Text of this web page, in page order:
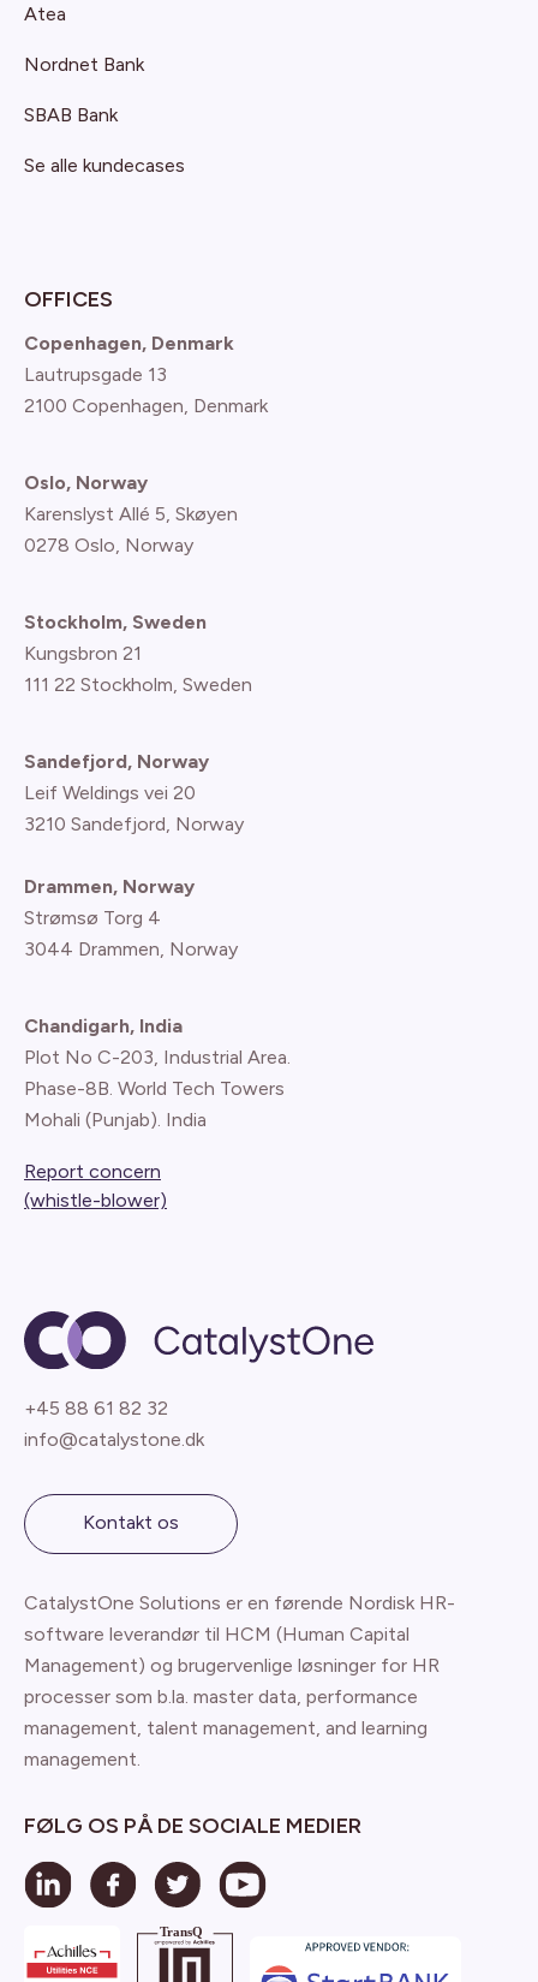
Atea
Nordnet Bank
SBAB Bank
Se alle kundecases
OFFICES
Copenhagen, Denmark
Lautrupsgade 13
2100 Copenhagen , Denmark
Oslo, Norway
Karenslyst Allé 5, Skøyen
0278 Oslo, Norway
Stockholm, Sweden
Kungsbron 21
111 22 Stockholm, Sweden
Sandefjord, Norway
Leif Weldings vei 20
3210 Sandefjord, Norway
Drammen, Norway
Strømsø Torg 4
3044 Drammen, Norway
Chandigarh, India
Plot No C-203, Industrial Area.
Phase-8B. World Tech Towers
Mohali (Punjab). India
Report concern
(whistle-blower)
+45 88 61 82 32
info@catalystone.dk
Kontakt os
CatalystOne Solutions er en førende Nordisk HR-
software leverandør til HCM (Human Capital
Management) og brugervenlige løsninger for HR
processer som b.la. master data, performance
management, talent management, and learning
management.
FØLG OS PÅ DE SOCIALE MEDIER